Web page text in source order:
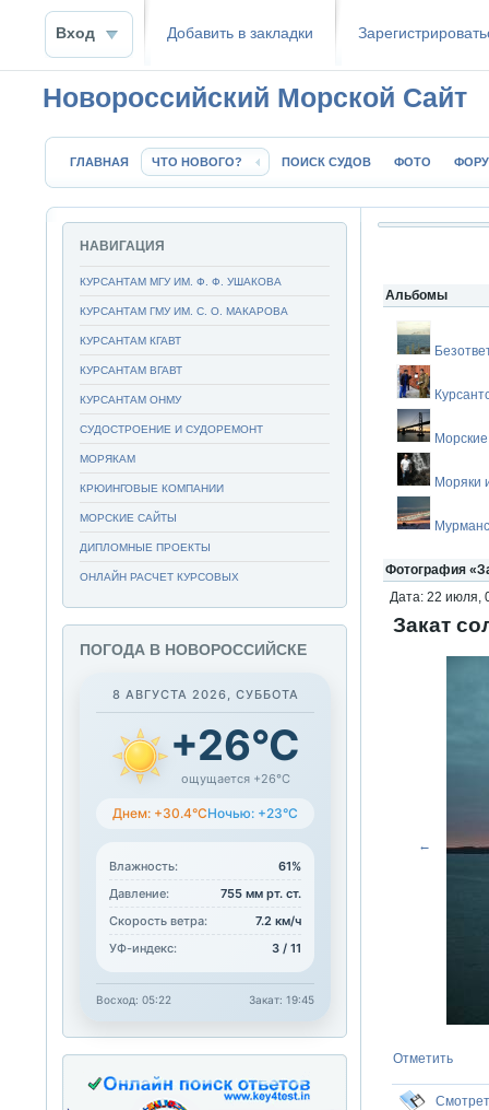
Вход Добавить в закладки
Новороссийский Морской Сайт
ГЛАВНАЯ ЧТО НОВОГО? ПОИСК СУДОВ ФОТО
Альбомы
Моряки
Фотография
Дата: 22 июля,
Закат
←
Отметить
НАВИГАЦИЯ
КУРСАНТАМ МГУ ИМ. Ф. Ф. УШАКОВА
КУРСАНТАМ ГМУ ИМ. С. О. МАКАРОВА
КУРСАНТАМ КГАВТ
КУРСАНТАМ ВГАВТ
КУРСАНТАМ ОНМУ
СУДОСТРОЕНИЕ И СУДОРЕМОНТ
МОРЯКАМ
КРЮИНГОВЫЕ КОМПАНИИ
МОРСКИЕ САЙТЫ
ДИПЛОМНЫЕ ПРОЕКТЫ
ОНЛАЙН РАСЧЕТ КУРСОВЫХ
ПОГОДА В НОВОРОССИЙСКЕ
8 АВГУСТА 2026, СУББОТА
+26°C
ощущается +26°C
Днем: +30.4°CНочью: +23°C
Влажность:
61%
Давление:
755 мм рт. ст.
Скорость ветра:
7.2 км/ч
УФ-индекс:
3 / 11
Восход: 05:22 Закат: 19:45